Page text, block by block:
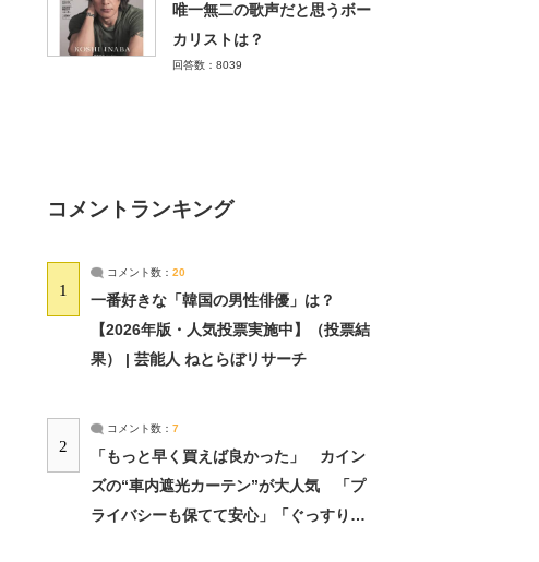
唯一無二の歌声だと思うボー
カリストは？
回答数：8039
コメントランキング
1
コメント数： 20
一番好きな「韓国の男性俳優」は？
【2026年版・人気投票実施中】（投票結
果） | 芸能人 ねとらぼリサーチ
2
コメント数： 7
「もっと早く買えば良かった」 カイン
ズの“車内遮光カーテン”が大人気 「プ
ライバシーも保てて安心」「ぐっすり眠